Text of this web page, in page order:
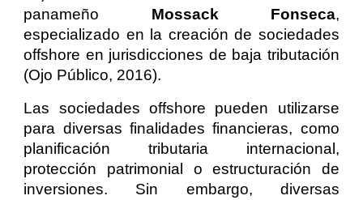
panameño Mossack Fonseca,
especializado en la creación de sociedades
offshore en jurisdicciones de baja tributación
(Ojo Público, 2016).
Las sociedades offshore pueden utilizarse
para diversas finalidades financieras, como
planificación tributaria internacional,
protección patrimonial o estructuración de
inversiones. Sin embargo, diversas